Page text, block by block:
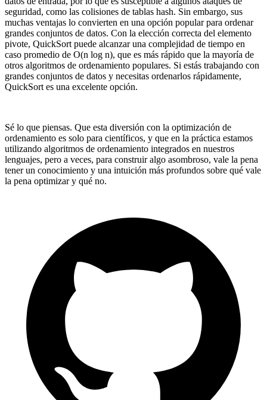
seguridad, como las colisiones de tablas hash. Sin embargo, sus
muchas ventajas lo convierten en una opción popular para ordenar
grandes conjuntos de datos. Con la elección correcta del elemento
pivote, QuickSort puede alcanzar una complejidad de tiempo en
caso promedio de O(n log n), que es más rápido que la mayoría de
otros algoritmos de ordenamiento populares. Si estás trabajando con
grandes conjuntos de datos y necesitas ordenarlos rápidamente,
QuickSort es una excelente opción.
Sé lo que piensas. Que esta diversión con la optimización de
ordenamiento es solo para científicos, y que en la práctica estamos
utilizando algoritmos de ordenamiento integrados en nuestros
lenguajes, pero a veces, para construir algo asombroso, vale la pena
tener un conocimiento y una intuición más profundos sobre qué vale
la pena optimizar y qué no.